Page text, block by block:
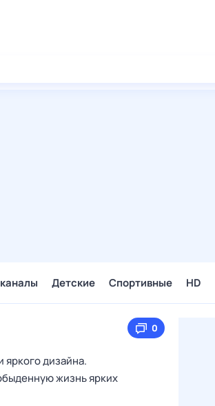
Детские Спортивные HD
0
дизайна.
жизнь ярких